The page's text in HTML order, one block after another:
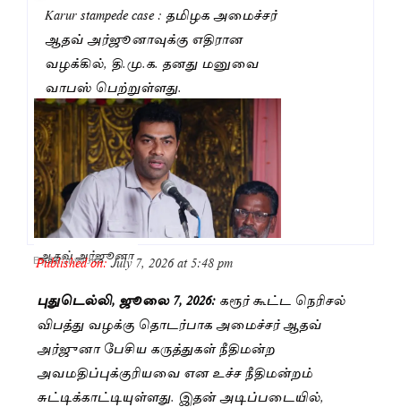
Karur stampede case : தமிழக அமைச்சர்
ஆதவ் அர்ஜூனாவுக்கு எதிரான
வழக்கில், தி.மு.க. தனது மனுவை
வாபஸ் பெற்றுள்ளது.
ஆதவ் அர்ஜூனா
BySaranya JK
Published on:July 7, 2026 at 5:48 pm
புதுடெல்லி, ஜூலை 7, 2026: கரூர் கூட்ட நெரிசல்
விபத்து வழக்கு தொடர்பாக அமைச்சர் ஆதவ்
அர்ஜுனா பேசிய கருத்துகள் நீதிமன்ற
அவமதிப்புக்குரியவை என உச்ச நீதிமன்றம்
சுட்டிக்காட்டியுள்ளது. இதன் அடிப்படையில்,